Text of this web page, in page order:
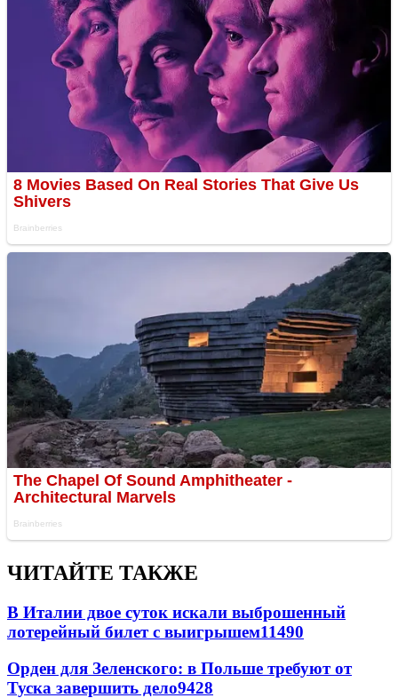
ЧИТАЙТЕ ТАКЖЕ
В Италии двое суток искали выброшенный
лотерейный билет с выигрышем11490
Орден для Зеленского: в Польше требуют от
Туска завершить дело9428